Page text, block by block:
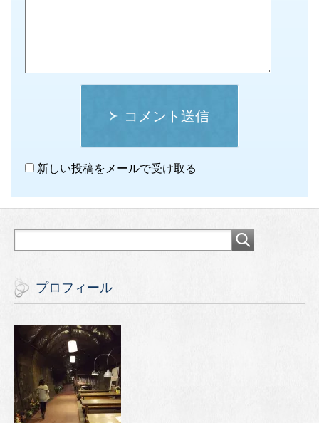
コメント送信
新しい投稿をメールで受け取る
プロフィール